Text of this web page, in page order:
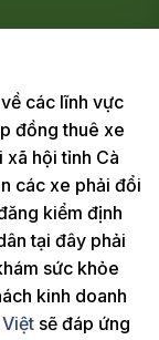
các lĩnh vực
đồng thuê xe
xã hội tỉnh Cà
các xe phải đổi
kiểm định
tại đây phải
sức khỏe
kinh doanh
sẽ đáp ứng